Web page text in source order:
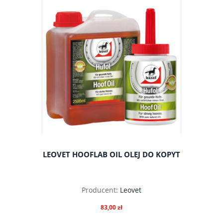
LEOVET HOOFLAB OIL OLEJ DO KOPYT
Producent: Leovet
83,00 zł